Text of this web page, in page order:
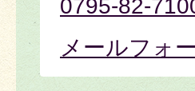
0795-82-
メールフォ